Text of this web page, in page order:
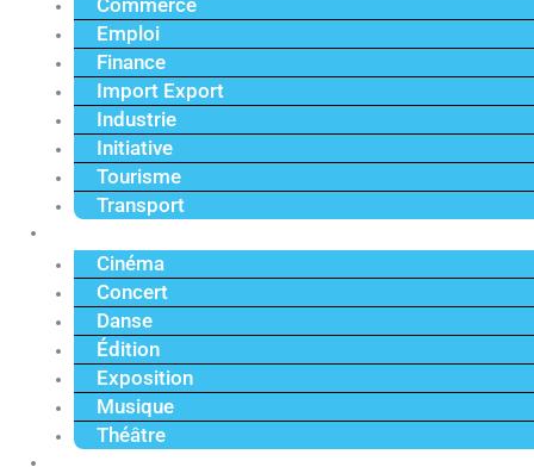
Commerce
Emploi
Finance
Import Export
Industrie
Initiative
Tourisme
Transport
Cinéma
Concert
Danse
Édition
Exposition
Musique
Théâtre